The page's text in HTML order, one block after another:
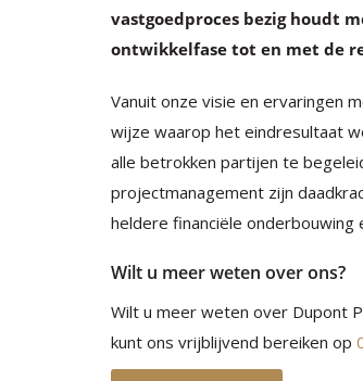
vastgoedproces bezig houdt
ontwikkelfase tot en met de
Vanuit onze visie en ervaringen
wijze waarop het eindresultaat
alle betrokken partijen te
projectmanagement zijn
heldere financiële onderbouwing
Wilt u meer weten over ons?
Wilt u meer weten over Dupont
kunt ons vrijblijvend bereiken op